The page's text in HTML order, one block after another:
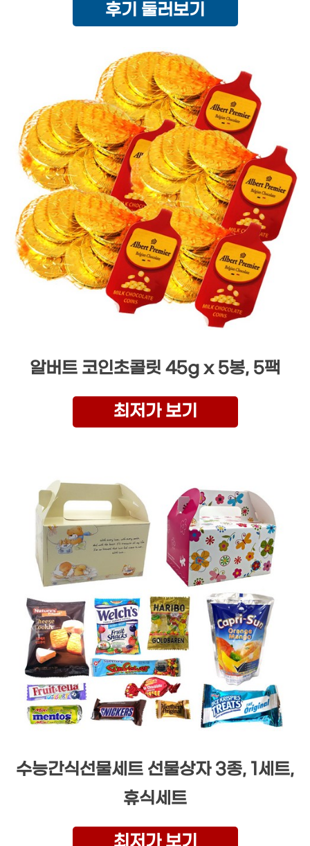
후기 둘러보기
알버트 코인초콜릿 45g x 5봉, 5팩
최저가 보기
수능간식선물세트 선물상자 3종, 1세트,
휴식세트
최저가 보기